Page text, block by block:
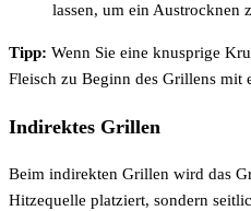
lassen, um ein Austrocknen
Tipp: Wenn Sie eine knusprige
Fleisch zu Beginn des Grillens mit
Indirektes Grillen
Beim indirekten Grillen wird das
Hitzequelle platziert, sondern